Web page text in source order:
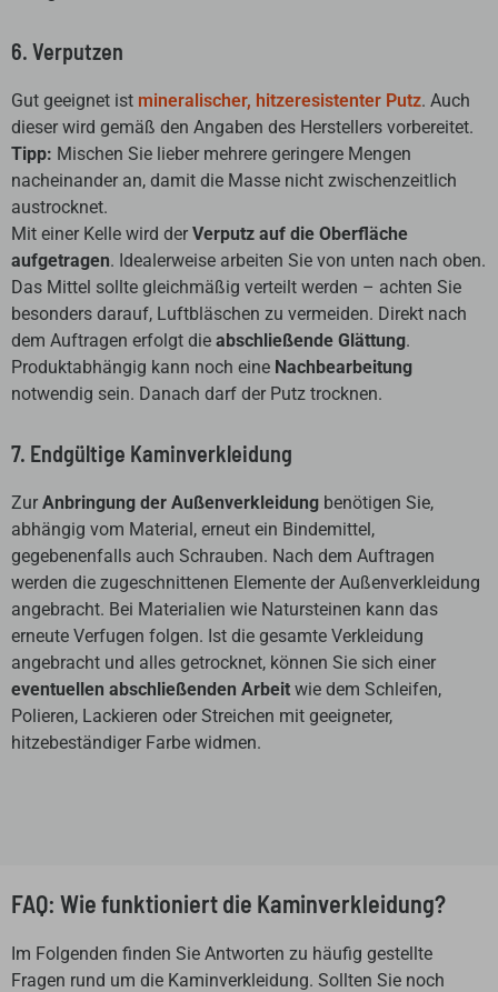
6. Verputzen
Gut geeignet ist mineralischer, hitzeresistenter Putz. Auch
dieser wird gemäß den Angaben des Herstellers vorbereitet.
Tipp: Mischen Sie lieber mehrere geringere Mengen
nacheinander an, damit die Masse nicht zwischenzeitlich
austrocknet.
Mit einer Kelle wird der Verputz auf die Oberfläche
aufgetragen. Idealerweise arbeiten Sie von unten nach oben.
Das Mittel sollte gleichmäßig verteilt werden – achten Sie
besonders darauf, Luftbläschen zu vermeiden. Direkt nach
dem Auftragen erfolgt die abschließende Glättung.
Produktabhängig kann noch eine Nachbearbeitung
notwendig sein. Danach darf der Putz trocknen.
7. Endgültige Kaminverkleidung
Zur Anbringung der Außenverkleidung benötigen Sie,
abhängig vom Material, erneut ein Bindemittel,
gegebenenfalls auch Schrauben. Nach dem Auftragen
werden die zugeschnittenen Elemente der Außenverkleidung
angebracht. Bei Materialien wie Natursteinen kann das
erneute Verfugen folgen. Ist die gesamte Verkleidung
angebracht und alles getrocknet, können Sie sich einer
eventuellen abschließenden Arbeit wie dem Schleifen,
Polieren, Lackieren oder Streichen mit geeigneter,
hitzebeständiger Farbe widmen.
FAQ: Wie funktioniert die Kaminverkleidung?
Im Folgenden finden Sie Antworten zu häufig gestellte
Fragen rund um die Kaminverkleidung. Sollten Sie noch